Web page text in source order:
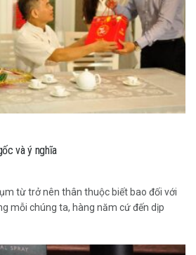
và ý nghĩa
từ trở nên thân thuộc biết bao đối với
mỗi chúng ta, hàng năm cứ đến dịp